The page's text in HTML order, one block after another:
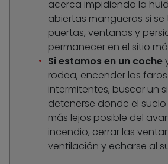
acerca impidiendo la
abiertas mangueras si se
puertas, ventanas y
permanecer en el sitio
Si estamos en un coche
rodea, encender los
intermitentes, buscar un
detenerse donde el
más lejos posible del
incendio, cerrar las
ventilación y echarse al